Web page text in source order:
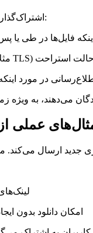
اشتراک‌گذاری فایل قابل اعتماد شامل لایه‌های متعددی فراتر از تأیید هویت است:
عملی
امکان دانلود بدون